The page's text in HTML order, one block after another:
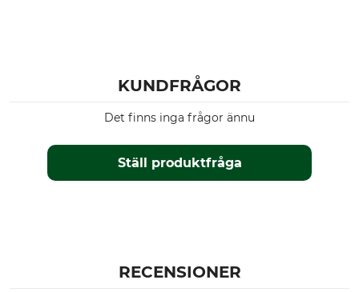
KUNDFRÅGOR
Ställ produktfråga
Det finns inga frågor ännu
RECENSIONER